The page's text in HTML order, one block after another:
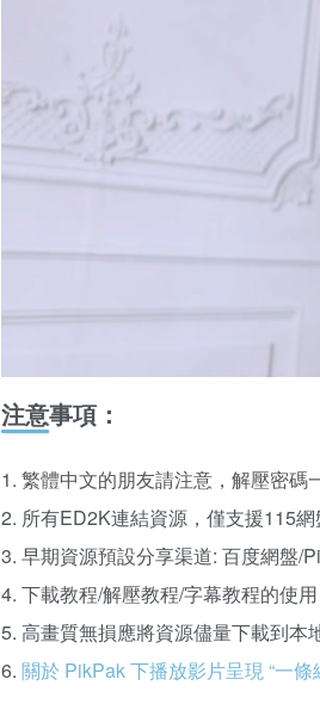
注意事項：
1. 繁體中文的朋友請注意，解壓密碼
2. 所有ED2K連結資源，僅支援115
3. 早期資源預設分享渠道: 百度網盤/
4. 下載教程/解壓教程/字幕教程的使用
5. 高畫質無損應將資源儘量下載到本
6. 關於 PikPak 下播放影片呈現 “一條